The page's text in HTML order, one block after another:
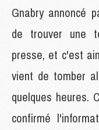
Gnabry annoncé
de trouver une
presse, et c'est
vient de tomber
quelques heures.
confirmé